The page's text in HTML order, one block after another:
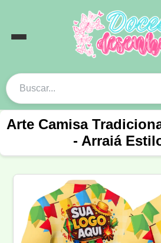
Arte Camisa
- Arraiá